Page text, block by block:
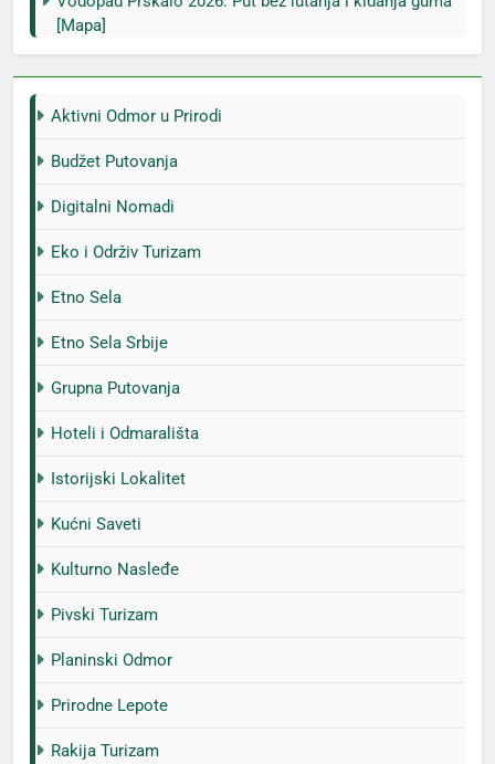
[Mapa]
Aktivni Odmor u Prirodi
Budžet Putovanja
Digitalni Nomadi
Eko i Održiv Turizam
Etno Sela
Etno Sela Srbije
Grupna Putovanja
Hoteli i Odmarališta
Istorijski Lokalitet
Kućni Saveti
Kulturno Nasleđe
Pivski Turizam
Planinski Odmor
Prirodne Lepote
Rakija Turizam